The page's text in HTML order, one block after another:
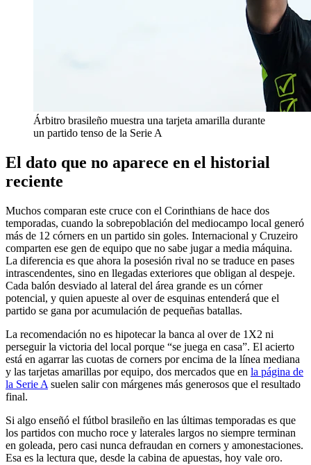
Árbitro brasileño muestra una tarjeta amarilla durante
un partido tenso de la Serie A
El dato que no aparece en el historial
reciente
Muchos comparan este cruce con el Corinthians de hace dos
temporadas, cuando la sobrepoblación del mediocampo local generó
más de 12 córners en un partido sin goles. Internacional y Cruzeiro
comparten ese gen de equipo que no sabe jugar a media máquina.
La diferencia es que ahora la posesión rival no se traduce en pases
intrascendentes, sino en llegadas exteriores que obligan al despeje.
Cada balón desviado al lateral del área grande es un córner
potencial, y quien apueste al over de esquinas entenderá que el
partido se gana por acumulación de pequeñas batallas.
La recomendación no es hipotecar la banca al over de 1X2 ni
perseguir la victoria del local porque “se juega en casa”. El acierto
está en agarrar las cuotas de corners por encima de la línea mediana
y las tarjetas amarillas por equipo, dos mercados que en la página de
la Serie A suelen salir con márgenes más generosos que el resultado
final.
Si algo enseñó el fútbol brasileño en las últimas temporadas es que
los partidos con mucho roce y laterales largos no siempre terminan
en goleada, pero casi nunca defraudan en corners y amonestaciones.
Esa es la lectura que, desde la cabina de apuestas, hoy vale oro.